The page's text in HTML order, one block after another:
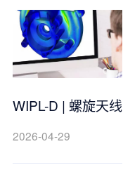
WIPL-D | 螺旋天线
2026-04-29